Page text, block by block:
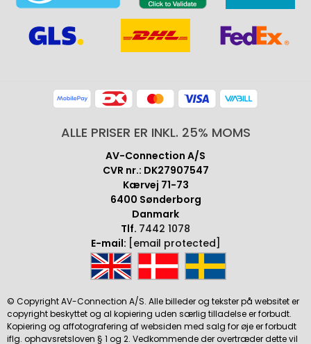
ALLE PRISER ER INKL. 25% MOMS
AV-Connection A/S
CVR nr.: DK27907547
Kærvej 71-73
6400 Sønderborg
Danmark
Tlf. 7442 1078
E-mail: [email protected]
© Copyright AV-Connection A/S. Alle billeder og tekster på websitet er
copyright beskyttet og al kopiering uden særlig tilladelse er forbudt.
Kopiering og affotografering af websiden med salg for øje er forbudt
iflg. ophavsretsloven § 1 og 2. Vedkommende der overtræder dette vil